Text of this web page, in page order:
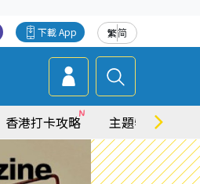
繁简
下載 App
香港打卡攻略 主題特集